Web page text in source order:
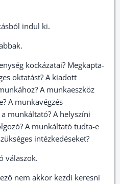
indul ki.
kockázatai? Megkapta-
oktatást? A kiadott
A munkaeszköz
A munkavégzés
munkáltató? A helyszíni
A munkáltató tudta-e
intézkedéseket?
válaszok.
nem akkor kezdi keresni